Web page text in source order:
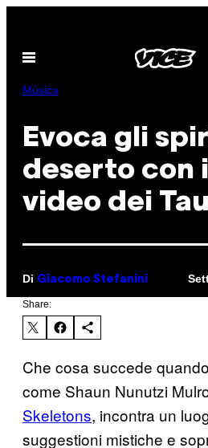
contenuto
Apri
Música
Evoca gli
deserto con
video dei Tau
Di Giacomo Stefanini
Share:
Che cosa succede
come Shaun Nunutzi
Skeletons​, incontra un
suggestioni mistiche e